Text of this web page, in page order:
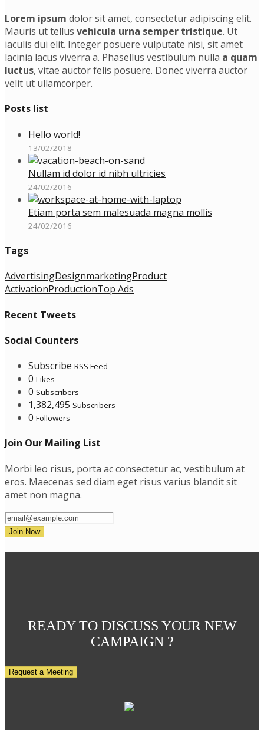
Lorem ipsum dolor sit amet, consectetur adipiscing elit.
Mauris ut tellus vehicula urna semper tristique. Ut
iaculis dui elit. Integer posuere vulputate nisi, sit amet
lacinia lacus viverra a. Phasellus vestibulum nulla a quam
luctus, vitae auctor felis posuere. Donec viverra auctor
velit ut ullamcorper.
Posts list
Hello world!
13/02/2018
Nullam id dolor id nibh ultricies
24/02/2016
Etiam porta sem malesuada magna mollis
24/02/2016
Tags
AdvertisingDesignmarketingProduct
ActivationProductionTop Ads
Recent Tweets
Social Counters
Subscribe RSS Feed
0 Likes
0 Subscribers
1,382,495 Subscribers
0 Followers
Join Our Mailing List
Morbi leo risus, porta ac consectetur ac, vestibulum at
eros. Maecenas sed diam eget risus varius blandit sit
amet non magna.
READY TO DISCUSS YOUR NEW
CAMPAIGN ?
Request a Meeting